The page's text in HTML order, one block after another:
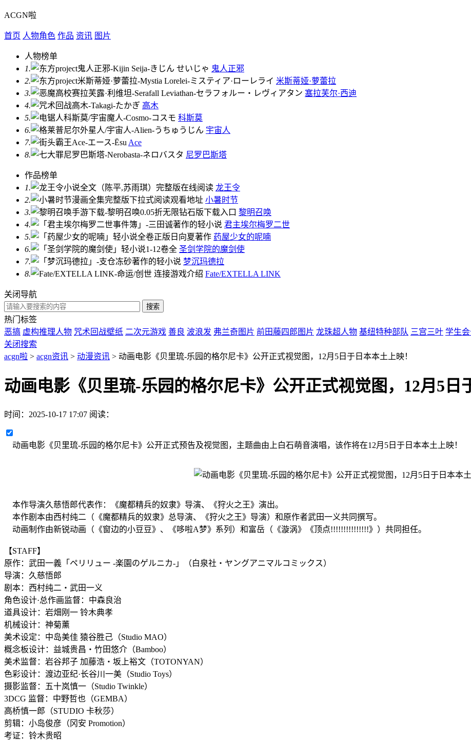
ACGN啦
首页 人物角色 作品 资讯 图片
人物榜单
1.
鬼人正邪
2.
米斯蒂娅·萝蕾拉
3.
塞拉芙尔·西迪
4.
高木
5.
科斯莫
6.
宇宙人
7.
Ace
8.
尼罗巴斯塔
作品榜单
1.
龙王令
2.
小暑时节
3.
黎明召唤
4.
君主埃尔梅罗二世
5.
药屋少女的呢喃
6.
圣剑学院的魔剑使
7.
梦沉玛德拉
8.
Fate/EXTELLA LINK
关闭导航
热门标签
恶搞 虚构推理人物 咒术回战壁纸 二次元游戏 善良 波浪发 弗兰奇图片 前田藤四郎图片 龙珠超人物 基纽特种部队 三宫三叶 学生
关闭搜索
acgn啦 > acgn资讯 > 动漫资讯 > 动画电影《贝里琉-乐园的格尔尼卡》公开正式视觉图，12月5日于日本本土上映！
动画电影《贝里琉-乐园的格尔尼卡》公开正式视觉图，12月5日
时间： 2025-10-17 17:07 阅读：
动画电影《贝里琉-乐园的格尔尼卡》公开正式预告及视觉图，主题曲由上白石萌音演唱，该作将在12月5日于日本本土上映！
本作导演久慈悟郎代表作：《魔都精兵的奴隶》导演、《狩火之王》演出。
本作剧本由西村纯二（《魔都精兵的奴隶》总导演、《狩火之王》导演）和原作者武田一义共同撰写。
动画制作由新锐动画（《窗边的小豆豆》、《哆啦A梦》系列）和富岳（《漩涡》《顶点!!!!!!!!!!!!!!!》）共同担任。
【STAFF】
原作：武田一義「ペリリュー -楽園のゲルニカ-」（白泉社・ヤングアニマルコミックス）
导演：久慈悟郎
剧本：西村纯二・武田一义
角色设计·总作画监督：中森良治
道具设计：岩畑刚一 铃木典孝
机械设计：神菊薰
美术设定：中岛美佳 猿谷胜己（Studio MAO）
概念板设计：益城贵昌・竹田悠介（Bamboo）
美术监督：岩谷邦子 加藤浩・坂上裕文（TOTONYAN）
色彩设计：渡边亚纪·长谷川一美（Studio Toys）
摄影监督：五十岚慎一（Studio Twinkle）
3DCG 监督：中野哲也（GEMBA）
高桥慎一郎（STUDIO 卡秋莎）
剪辑：小岛俊彦（冈安 Promotion）
考证：铃木贵昭